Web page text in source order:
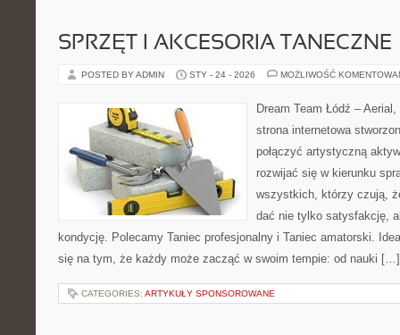
SPRZĘT I AKCESORIA TANECZNE
POSTED BY ADMIN STY - 24 - 2026 MOŻLIWOŚĆ
Dream Team Łódź –
strona internetowa
połączyć artystyczną
rozwijać się w kierunku
wszystkich, którzy czują,
dać nie tylko satysfakcję,
kondycję. Polecamy Taniec profesjonalny i Taniec amatorski.
się na tym, że każdy może zacząć w swoim tempie: od nauki […]
CATEGORIES: ARTYKUŁY SPONSOROWANE